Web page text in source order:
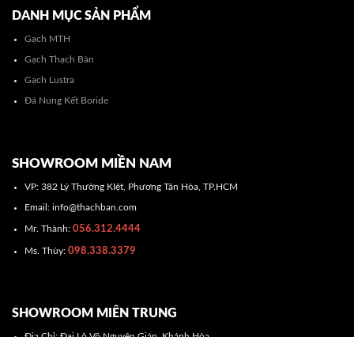
DANH MỤC SẢN PHẨM
Gạch MTH
Gạch Thạch Bàn
Gạch Lustra
Đá Nung Kết Boride
SHOWROOM MIỀN NAM
VP: 382 Lý Thường KIệt, Phương Tân Hòa, TP.HCM
Email: info@thachban.com
Mr. Thành:056.312.4444
Ms. Thùy: 098.338.3379
SHOWROOM MIÊN TRUNG